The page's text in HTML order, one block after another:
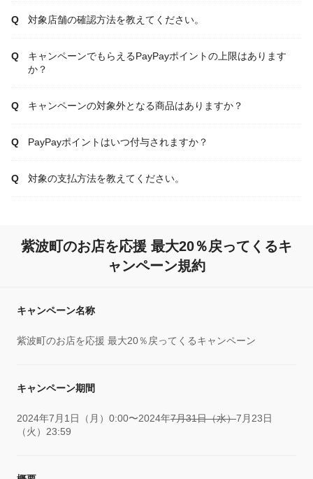
対象店舗の確認方法を教えてください。
キャンペーンでもらえるPayPayポイントの上限はあります
か？
キャンペーンの対象外となる商品はありますか？
PayPayポイントはいつ付与されますか？
対象の支払方法を教えてください。
紫波町のお店を応援 最大20％戻ってくるキ
ャンペーン規約
キャンペーン名称
紫波町のお店を応援 最大20％戻ってくるキャンペーン
キャンペーン期間
2024年7月1日（月）0:00〜2024年7月31日（水）7月23日
（火）23:59